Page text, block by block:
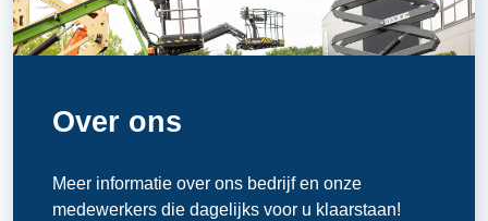
Over ons
Meer informatie over ons bedrijf en onze
medewerkers die dagelijks voor u klaarstaan!